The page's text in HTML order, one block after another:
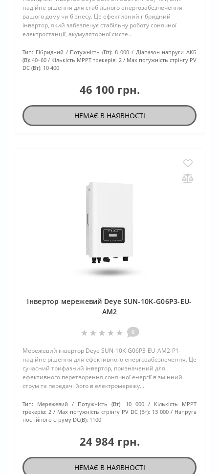
надійне рішення для стабільного енергозабезпечення
вашого дому чи бізнесу. Це ефективний гібридний
інвертор, який забезпечує стабільну роботу сонячної
електростанції, акумуляторної систе..
Тип: Гібридний Потужність (Вт): 8 000
Діапазон напруги АКБ
(В): 40–60 Кількість МРРТ трекерів: 2
Max потужність стрінгу PV
DC (Вт): 10 400
46 100 грн.
НЕМАЄ В НАЯВНОСТІ
Інвертор мережевий Deye SUN-10K-G06P3-EU-
AM2
0
Мережевий інвертор Deye SUN-10K-G06P3-EU-AM2-P1-
надійне рішення для ефективного енергозабезпечення. Це
сучасний трифазний інвертор, призначений для
ефективного перетворення сонячної енергії в змінний
струм та передачі його в електромережу...
Тип: Мережевий Потужність (Вт): 10 000
Кількість МРРТ
трекерів: 2 Max потужність стрінгу PV DC (Вт): 13 000
Напруга
постійного струму DC(В): 1100
24 984 грн.
НЕМАЄ В НАЯВНОСТІ